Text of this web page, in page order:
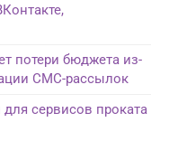
потери бюджета из-
СМС-рассылок
сервисов проката